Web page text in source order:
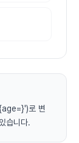
로 변
습니다.